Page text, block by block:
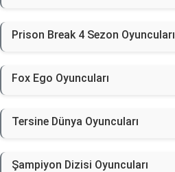
Prison Break 4 Sezon Oyuncuları
Fox Ego Oyuncuları
Tersine Dünya Oyuncuları
Şampiyon Dizisi Oyuncuları